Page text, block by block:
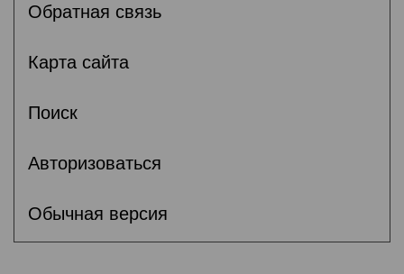
Обратная связь
Карта сайта
Поиск
Авторизоваться
Обычная версия